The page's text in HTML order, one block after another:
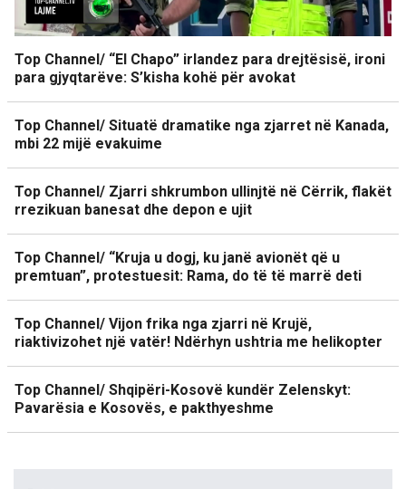
Top Channel/ “El Chapo” irlandez para drejtësisë, ironi
para gjyqtarëve: S’kisha kohë për avokat
Top Channel/ Situatë dramatike nga zjarret në Kanada,
mbi 22 mijë evakuime
Top Channel/ Zjarri shkrumbon ullinjtë në Cërrik, flakët
rrezikuan banesat dhe depon e ujit
Top Channel/ “Kruja u dogj, ku janë avionët që u
premtuan”, protestuesit: Rama, do të të marrë deti
Top Channel/ Vijon frika nga zjarri në Krujë,
riaktivizohet një vatër! Ndërhyn ushtria me helikopter
Top Channel/ Shqipëri-Kosovë kundër Zelenskyt:
Pavarësia e Kosovës, e pakthyeshme